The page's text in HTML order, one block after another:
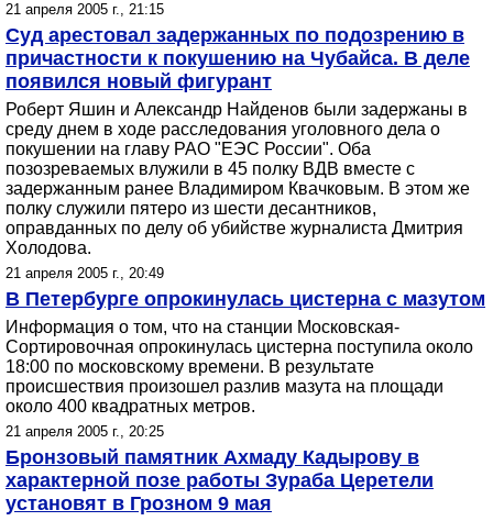
21 апреля 2005 г., 21:15
Суд арестовал задержанных по подозрению в
причастности к покушению на Чубайса. В деле
появился новый фигурант
Роберт Яшин и Александр Найденов были задержаны в
среду днем в ходе расследования уголовного дела о
покушении на главу РАО "ЕЭС России". Оба
позозреваемых влужили в 45 полку ВДВ вместе с
задержанным ранее Владимиром Квачковым. В этом же
полку служили пятеро из шести десантников,
оправданных по делу об убийстве журналиста Дмитрия
Холодова.
21 апреля 2005 г., 20:49
В Петербурге опрокинулась цистерна с мазутом
Информация о том, что на станции Московская-
Сортировочная опрокинулась цистерна поступила около
18:00 по московскому времени. В результате
происшествия произошел разлив мазута на площади
около 400 квадратных метров.
21 апреля 2005 г., 20:25
Бронзовый памятник Ахмаду Кадырову в
характерной позе работы Зураба Церетели
установят в Грозном 9 мая